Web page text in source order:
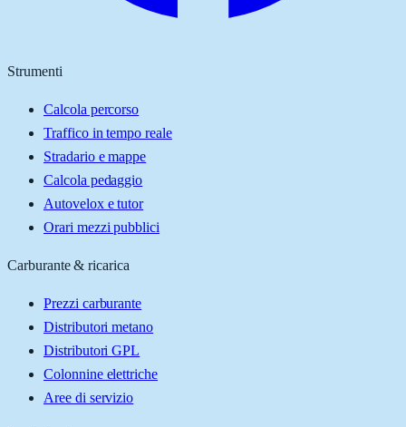
Strumenti
Calcola percorso
Traffico in tempo reale
Stradario e mappe
Calcola pedaggio
Autovelox e tutor
Orari mezzi pubblici
Carburante & ricarica
Prezzi carburante
Distributori metano
Distributori GPL
Colonnine elettriche
Aree di servizio